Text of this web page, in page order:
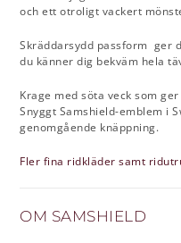
och ett otroligt vackert
Skräddarsydd passform ger
du känner dig bekväm hela
Krage med söta veck som
Snyggt Samshield-emblem i
genomgående knäppning.
Fler fina ridkläder samt
OM SAMSHIELD